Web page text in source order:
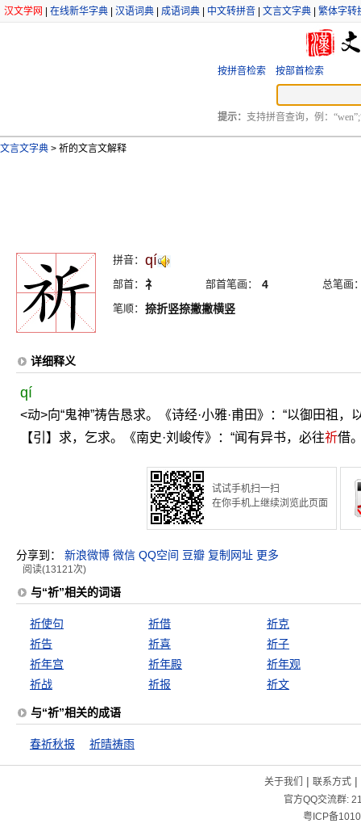
汉文学网 在线新华字典 汉语词典 成语词典 中文转拼音 文言文字典 繁体字转
按拼音检索 按部首检索
提示： 支持拼音查询，例：
文言文字典 > 祈的文言文解释
拼音： qí
部首： 礻 部首笔画： 4
总笔画
笔顺： 捺折竖捺撇撇横竖
详细释义
qí
<动>向“鬼神”祷告恳求。《诗经·小雅·甫田》：“以御田祖，
【引】求，乞求。《南史·刘峻传》：“闻有异书，必往祈借
试试手机扫一扫
在你手机上继续浏览此页面
分享到： 新浪微博 微信 QQ空间 豆瓣 复制网址 更多
阅读(13121次)
与“祈”相关的词语
祈使句 祈借
祈克
祈告
祈喜
祈子
祈年宫
祈年殿
祈年观
祈战
祈报 祈文
与“祈”相关的成语
春祈秋报 祈晴祷雨
关于我们 | 联系方式|
官方QQ交流群:
粤ICP备